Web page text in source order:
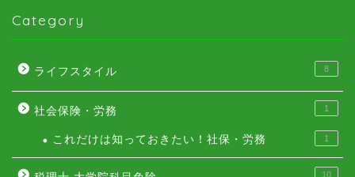
Category
ライフスタイル 8
社会保険・労務 1
これだけは知っておきたい！社保・労務 1
10